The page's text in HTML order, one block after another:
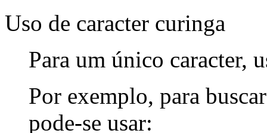
Uso de caracter curinga
Para um único caracter,
Por exemplo, para
pode-se usar: